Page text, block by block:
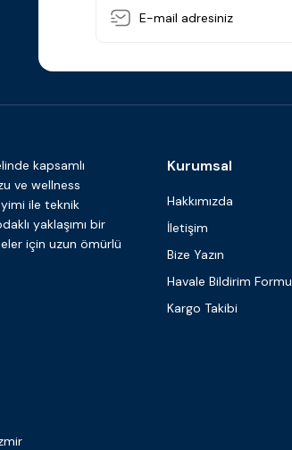
kapsamlı
ve wellness
ile teknik
yaklaşımı bir
için uzun ömürlü
Kurumsal
Hakkımızda
İletişim
Bize Yazın
Havale Bildirim Formu
Kargo Takibi